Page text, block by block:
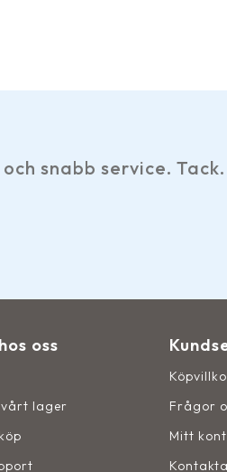
hemsidan,
Det
oss
lager
Frågor
Mitt